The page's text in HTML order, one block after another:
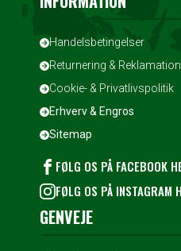
Handelsbetingelser
Returnering & Reklamation
Cookie- & Privatlivspolitik
Erhverv & Engros
Sitemap
FØLG OS PÅ FACEBOOK
FØLG OS PÅ INSTAGRAM
GENVEJE